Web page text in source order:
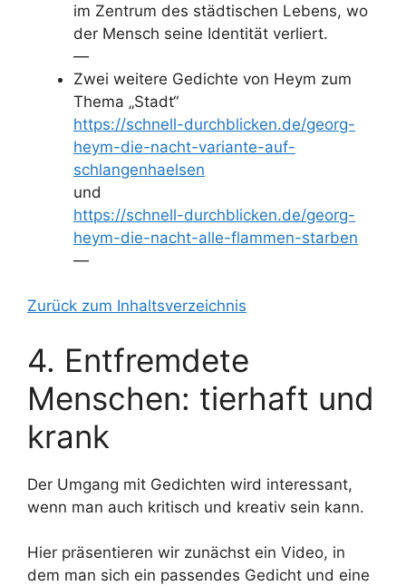
im Zentrum des städtischen Lebens, wo
der Mensch seine Identität verliert.
—
Zwei weitere Gedichte von Heym zum
Thema „Stadt“
https://schnell-durchblicken.de/georg-
heym-die-nacht-variante-auf-
schlangenhaelsen
und
https://schnell-durchblicken.de/georg-
heym-die-nacht-alle-flammen-starben
—
Zurück zum Inhaltsverzeichnis
4. Entfremdete
Menschen: tierhaft und
krank
Der Umgang mit Gedichten wird interessant,
wenn man auch kritisch und kreativ sein kann.
Hier präsentieren wir zunächst ein Video, in
dem man sich ein passendes Gedicht und eine